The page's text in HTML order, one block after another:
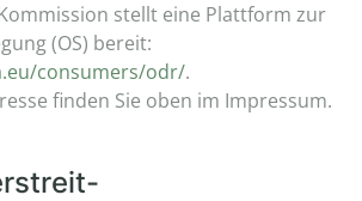
stellt eine Plattform zur
(OS) bereit:
consumers/odr/.
finden Sie oben im Impressum.